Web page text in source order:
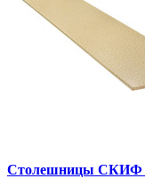
Столешницы СКИФ